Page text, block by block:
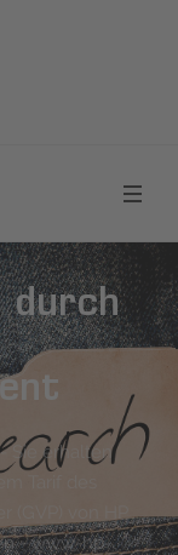
durch
Sie erhalten
Tarif des
von HP
- www-hp-